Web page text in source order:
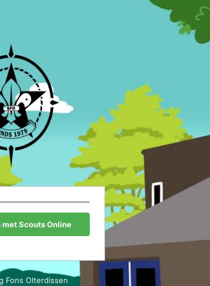
Scouting Fons Olterdissen
met Scouts Online
Fons Olterdissen